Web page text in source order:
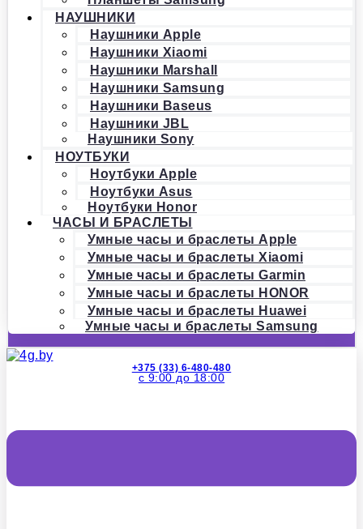
НАУШНИКИ
Наушники Apple
Наушники Xiaomi
Наушники Marshall
Наушники Samsung
Наушники Baseus
Наушники JBL
Наушники Sony
НОУТБУКИ
Ноутбуки Apple
Ноутбуки Asus
Ноутбуки Honor
ЧАСЫ И БРАСЛЕТЫ
Умные часы и браслеты Apple
Умные часы и браслеты Xiaomi
Умные часы и браслеты Garmin
Умные часы и браслеты HONOR
Умные часы и браслеты Huawei
Умные часы и браслеты Samsung
+375 (33) 6-480-480
с 9:00 до 18:00